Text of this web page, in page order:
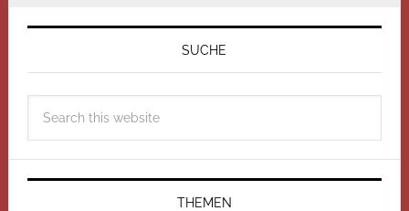
SUCHE
THEMEN